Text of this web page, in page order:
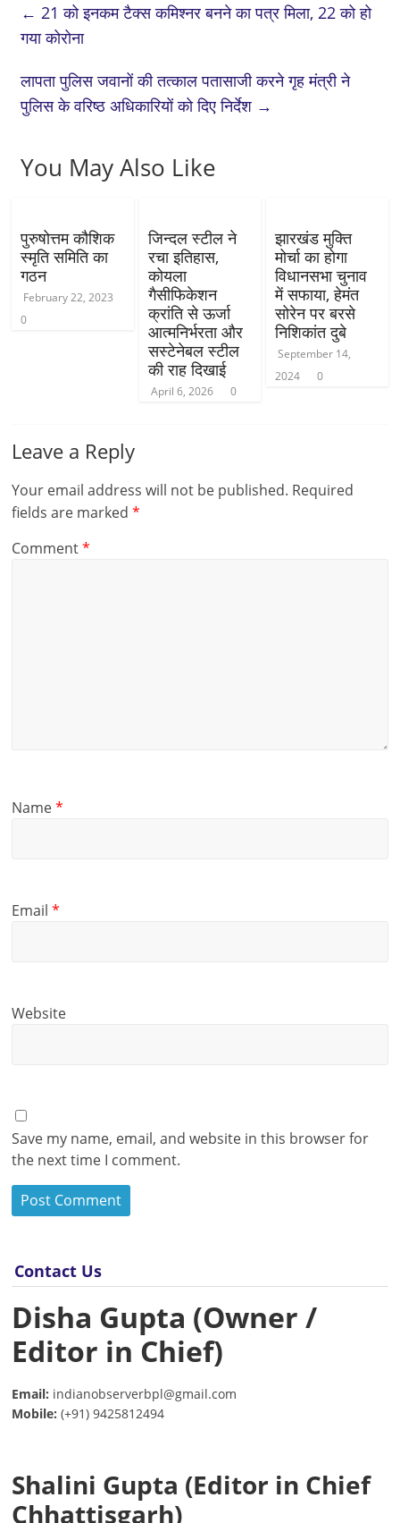
← 21 को इनकम टैक्स कमिश्नर बनने का पत्र मिला, 22 को हो
गया कोरोना
लापता पुलिस जवानों की तत्काल पतासाजी करने गृह मंत्री ने
पुलिस के वरिष्ठ अधिकारियों को दिए निर्देश →
You May Also Like
पुरुषोत्तम कौशिक
स्मृति समिति का
गठन
February 22, 2023
0
जिन्दल स्टील ने
रचा इतिहास,
कोयला
गैसीफिकेशन
क्रांति से ऊर्जा
आत्मनिर्भरता और
सस्टेनेबल स्टील
की राह दिखाई
April 6, 2026 0
झारखंड मुक्ति
मोर्चा का होगा
विधानसभा चुनाव
में सफाया, हेमंत
सोरेन पर बरसे
निशिकांत दुबे
September 14,
2024
0
Leave a Reply
Your email address will not be published. Required
fields are marked*
Comment*
Name*
Email*
Website
Save my name, email, and website in this browser for
the next time I comment.
Contact Us
Disha Gupta (Owner /
Editor in Chief)
Email: indianobserverbpl@gmail.com
Mobile: (+91) 9425812494
Shalini Gupta (Editor in Chief
Chhattisgarh)